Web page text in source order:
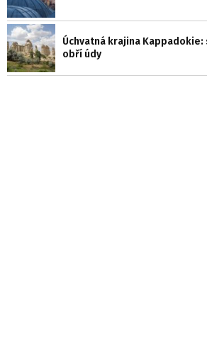
Úchvatná krajina
obří údy